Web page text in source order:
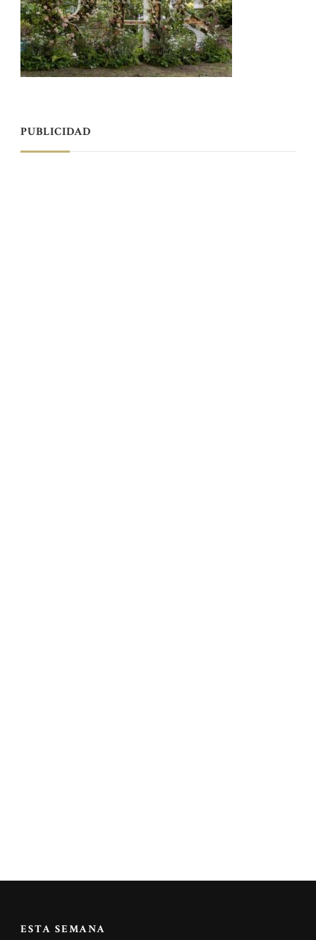
PUBLICIDAD
ESTA SEMANA